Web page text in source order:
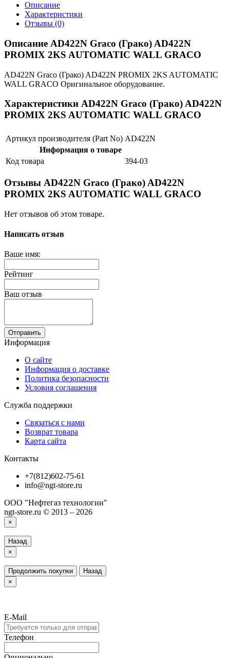
Описание
Характеристики
Отзывы (0)
Описание AD422N Graco (Грако) AD422N
PROMIX 2KS AUTOMATIC WALL GRACO
AD422N Graco (Грако) AD422N PROMIX 2KS AUTOMATIC
WALL GRACO Оригинальное оборудование.
Характеристики AD422N Graco (Грако) AD422N
PROMIX 2KS AUTOMATIC WALL GRACO
Артикул производителя (Part No) AD422N
Информация о товаре
Код товара
394-03
Отзывы AD422N Graco (Грако) AD422N
PROMIX 2KS AUTOMATIC WALL GRACO
Нет отзывов об этом товаре.
Написать отзыв
Ваше имя:
Рейтинг
Ваш отзыв
Отправить
Информация
О сайте
Информация о доставке
Политика безопасности
Условия соглашения
Служба поддержки
Связаться с нами
Возврат товара
Карта сайта
Контакты
+7(812)602-75-61
info@ngt-store.ru
ООО "Нефтегаз технологии"
ngt-store.ru © 2013 – 2026
×
Назад
×
Продолжить покупки
Назад
×
E-Mail
Телефон